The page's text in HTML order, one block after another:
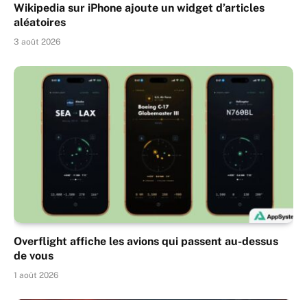
Wikipedia sur iPhone ajoute un widget d’articles
aléatoires
3 août 2026
Overflight affiche les avions qui passent au-dessus
de vous
1 août 2026